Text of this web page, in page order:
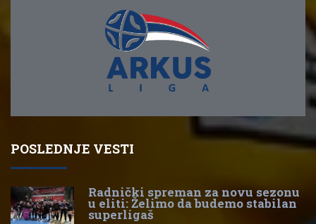
POSLEDNJE VESTI
Radnički spreman za novu sezonu
u eliti: Želimo da budemo stabilan
superligaš